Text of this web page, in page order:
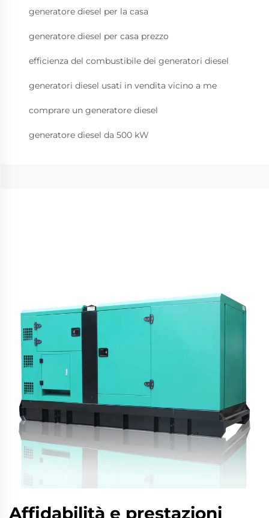
generatore diesel per la casa
generatore diesel per casa prezzo
efficienza del combustibile dei generatori diesel
generatori diesel usati in vendita vicino a me
comprare un generatore diesel
generatore diesel da 500 kW
Affidabilità e prestazioni